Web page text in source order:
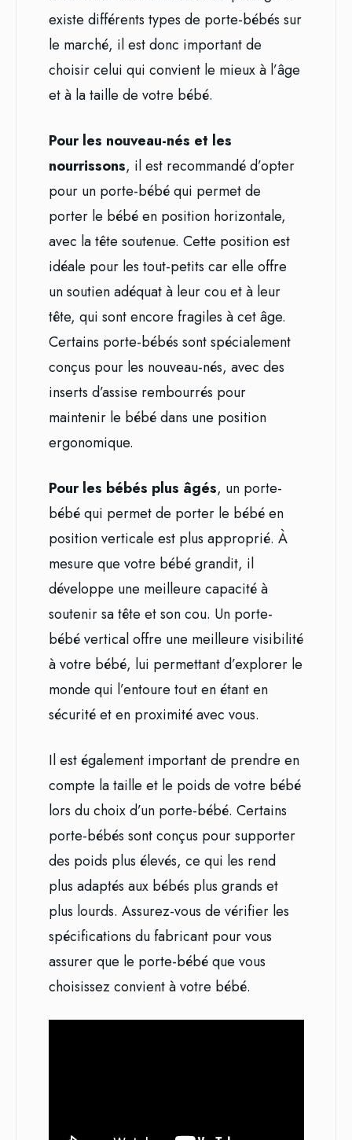
existe différents types de porte-bébés sur
le marché, il est donc important de
choisir celui qui convient le mieux à l’âge
et à la taille de votre bébé.
Pour les nouveau-nés et les
nourrissons, il est recommandé d’opter
pour un porte-bébé qui permet de
porter le bébé en position horizontale,
avec la tête soutenue. Cette position est
idéale pour les tout-petits car elle offre
un soutien adéquat à leur cou et à leur
tête, qui sont encore fragiles à cet âge.
Certains porte-bébés sont spécialement
conçus pour les nouveau-nés, avec des
inserts d’assise rembourrés pour
maintenir le bébé dans une position
ergonomique.
Pour les bébés plus âgés, un porte-
bébé qui permet de porter le bébé en
position verticale est plus approprié. À
mesure que votre bébé grandit, il
développe une meilleure capacité à
soutenir sa tête et son cou. Un porte-
bébé vertical offre une meilleure visibilité
à votre bébé, lui permettant d’explorer le
monde qui l’entoure tout en étant en
sécurité et en proximité avec vous.
Il est également important de prendre en
compte la taille et le poids de votre bébé
lors du choix d’un porte-bébé. Certains
porte-bébés sont conçus pour supporter
des poids plus élevés, ce qui les rend
plus adaptés aux bébés plus grands et
plus lourds. Assurez-vous de vérifier les
spécifications du fabricant pour vous
assurer que le porte-bébé que vous
choisissez convient à votre bébé.